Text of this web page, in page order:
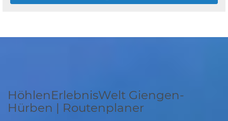
HöhlenErlebnisWelt Giengen-
Hürben | Routenplaner